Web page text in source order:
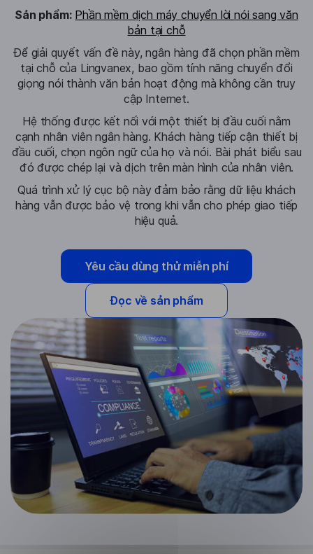
Sản phẩm: Phần mềm dịch máy chuyển lời nói sang văn
bản tại chỗ
Để giải quyết vấn đề này, ngân hàng đã chọn phần mềm
tại chỗ của Lingvanex, bao gồm tính năng chuyển đổi
giọng nói thành văn bản hoạt động mà không cần truy
cập Internet.
Hệ thống được kết nối với một thiết bị đầu cuối nằm
cạnh nhân viên ngân hàng. Khách hàng tiếp cận thiết bị
đầu cuối, chọn ngôn ngữ của họ và nói. Bài phát biểu sau
đó được chép lại và dịch trên màn hình của nhân viên.
Quá trình xử lý cục bộ này đảm bảo rằng dữ liệu khách
hàng vẫn được bảo vệ trong khi vẫn cho phép giao tiếp
hiệu quả.
Yêu cầu dùng thử miễn phí
Đọc về sản phẩm